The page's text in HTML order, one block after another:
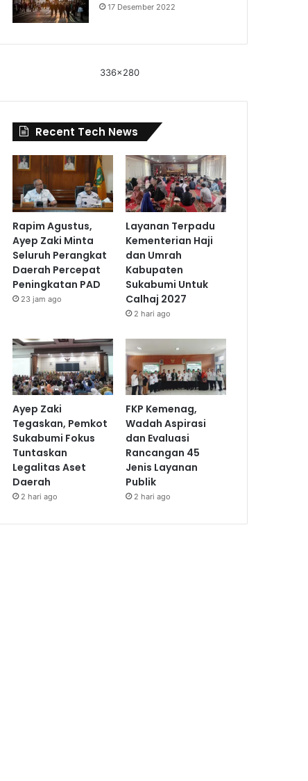
17 Desember 2022
336x280
Recent Tech News
Rapim Agustus,
Ayep Zaki Minta
Seluruh Perangkat
Daerah Percepat
Peningkatan PAD
23 jam ago
Layanan Terpadu
Kementerian Haji
dan Umrah
Kabupaten
Sukabumi Untuk
Calhaj 2027
2 hari ago
Ayep Zaki
Tegaskan, Pemkot
Sukabumi Fokus
Tuntaskan
Legalitas Aset
Daerah
2 hari ago
FKP Kemenag,
Wadah Aspirasi
dan Evaluasi
Rancangan 45
Jenis Layanan
Publik
2 hari ago